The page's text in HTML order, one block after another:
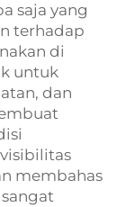
saja yang
terhadap
di
untuk
dan
membahas